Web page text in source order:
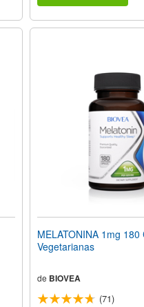
MELATONINA 1mg 180
Vegetarianas
de BIOVEA
(71)